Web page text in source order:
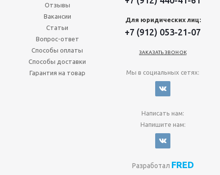
Отзывы
Вакансии
Статьи
Вопрос-ответ
Способы оплаты
Способы доставки
Гарантия на товар
Для юридических лиц:
+7 (912) 053-21-07
ЗАКАЗАТЬ ЗВОНОК
Мы в социальных сетях:
Написать нам:
Напишите нам:
Разработал FRED